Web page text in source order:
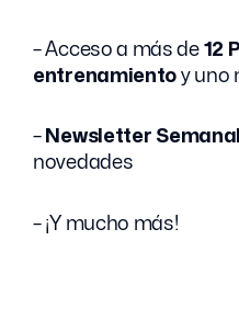
– Acceso a más de 12
entrenamiento y uno
– Newsletter Semanal
novedades
– ¡Y mucho más!